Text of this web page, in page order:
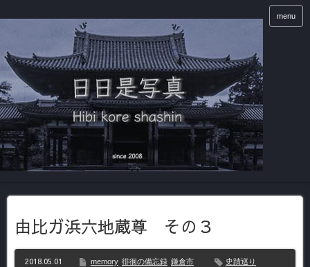
menu
由比ガ浜六地蔵尊 その３
2018.05.01 memory 徘徊の備忘録 鎌倉市 史蹟巡り